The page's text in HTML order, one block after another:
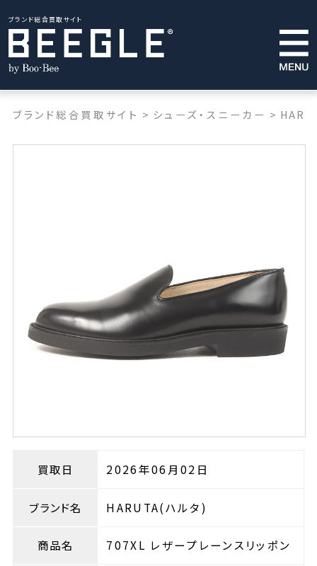
ブランド総合買取サイト
ブランド総合買取サイト > シューズ・スニーカー >
買取日 2026年06月02日
ブランド名 HARUTA(ハルタ)
商品名 707XL レザープレーンスリッポン